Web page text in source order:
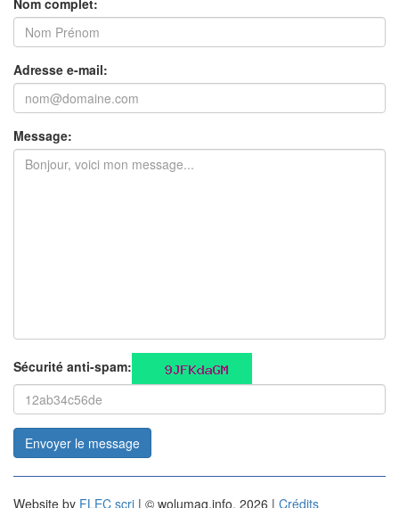
Nom complet:
Adresse e-mail:
Message:
Sécurité anti-spam:
Envoyer le message
Website by FLEC scri | © wolumag.info, 2026 | Crédits